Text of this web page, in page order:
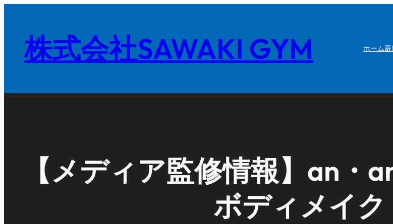
株式会社SAWAKI GYM ホーム
【メディア監修情報】an・
ボディメイク